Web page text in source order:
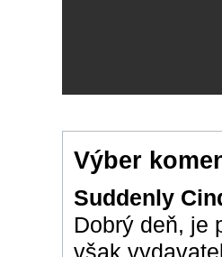
Výber
Suddenly
Dobrý deň, je
však